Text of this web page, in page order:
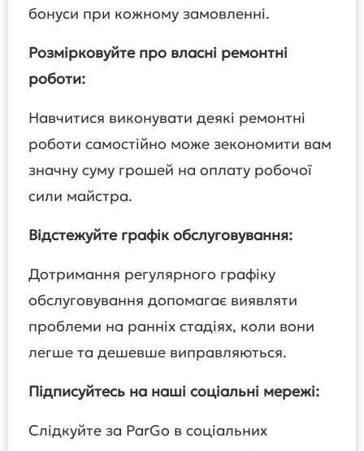
бонуси при кожному замовленні.
Розмірковуйте про власні ремонтні
роботи:
Навчитися виконувати деякі ремонтні
роботи самостійно може зекономити вам
значну суму грошей на оплату робочої
сили майстра.
Відстежуйте графік обслуговування:
Дотримання регулярного графіку
обслуговування допомагає виявляти
проблеми на ранніх стадіях, коли вони
легше та дешевше виправляються.
Підписуйтесь на наші соціальні мережі:
Слідкуйте за ParGo в соціальних